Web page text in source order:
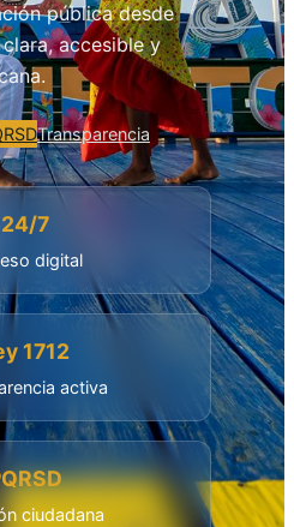
pública desde
accesible y
Transparencia
24/7
digital
1712
activa
ciudadana